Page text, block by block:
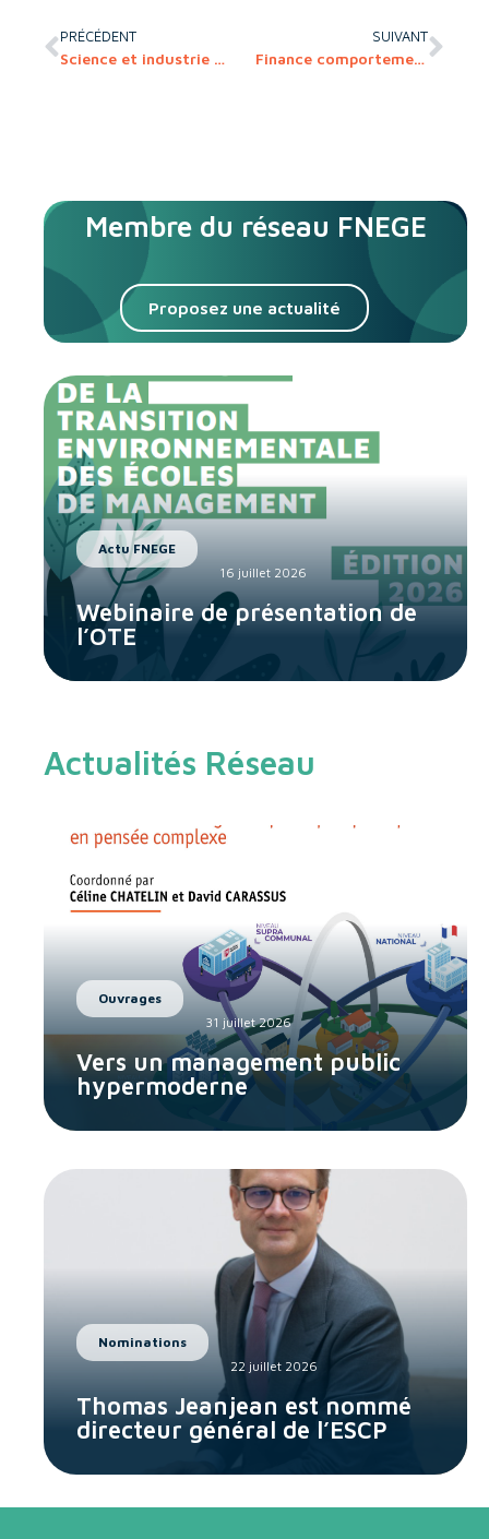
PRÉCÉDENT
Science et industrie à l’aune du double impact
SUIVANT
Finance comportementale
Membre du réseau FNEGE
Proposez une actualité
Actu FNEGE
16 juillet 2026
Webinaire de présentation de
l’OTE
Actualités Réseau
Ouvrages
31 juillet 2026
Vers un management public
hypermoderne
Nominations
22 juillet 2026
Thomas Jeanjean est nommé
directeur général de l’ESCP